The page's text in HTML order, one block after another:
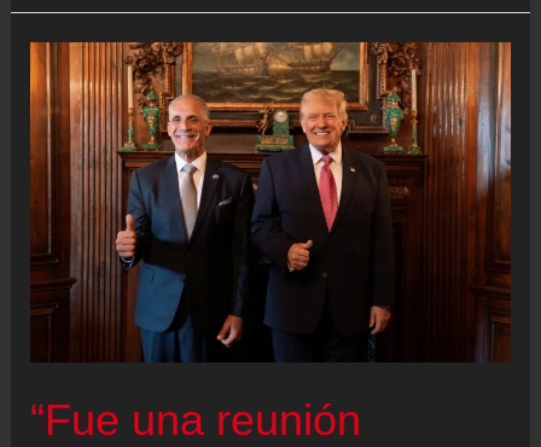
sobre
EPS
con
patrimonio
negativo
fraudes
financieros:
Petro
licencias
“Fue una reunión